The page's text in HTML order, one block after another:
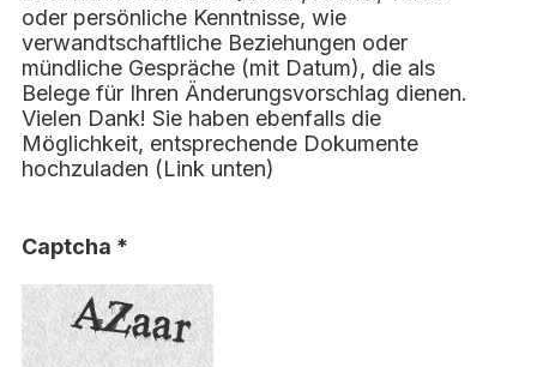
oder persönliche Kenntnisse, wie
verwandtschaftliche Beziehungen oder
mündliche Gespräche (mit Datum), die als
Belege für Ihren Änderungsvorschlag dienen.
Vielen Dank! Sie haben ebenfalls die
Möglichkeit, entsprechende Dokumente
hochzuladen (Link unten)
Captcha *